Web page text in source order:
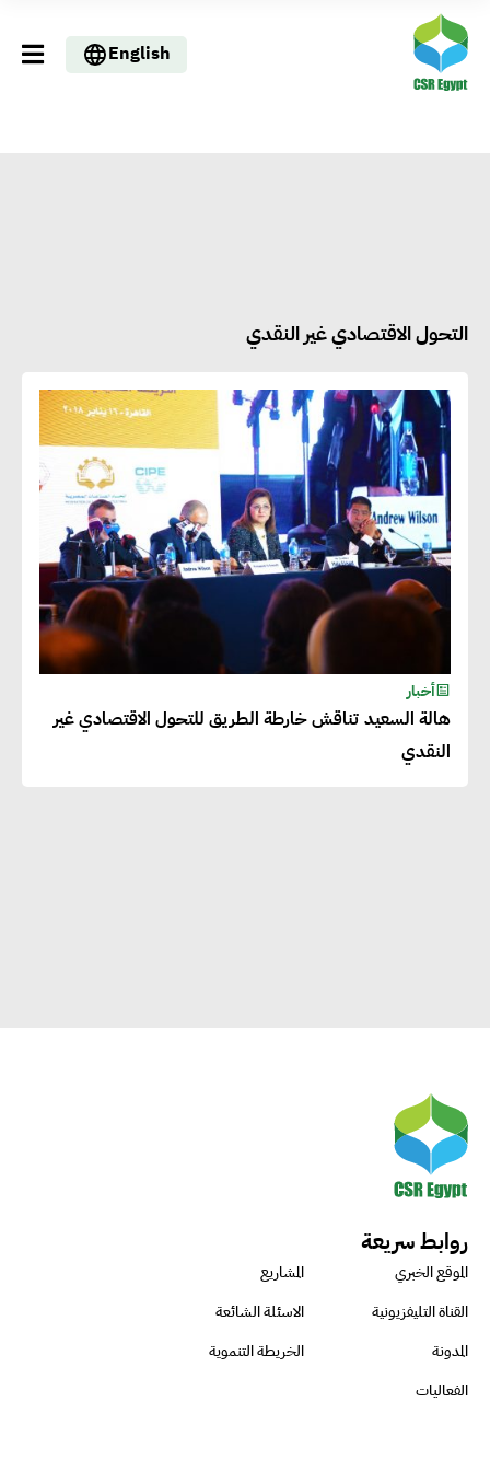
English
التحول الاقتصادي غير النقدي
أخبار
هالة السعيد تناقش خارطة الطريق للتحول الاقتصادي غير
النقدي
روابط سريعة
الموقع الخبري
المشاريع
القناة التليفزيونية
الاسئلة الشائعة
المدونة
الخريطة التنموية
الفعاليات